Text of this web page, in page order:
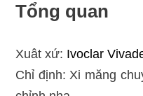
Tổng quan
Xuât xứ: Ivoclar
Chỉ định: Xi măng